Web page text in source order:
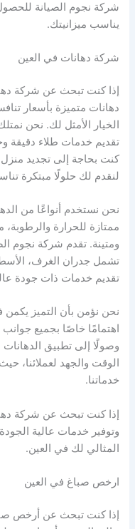
شركة نجوم الصيانة
يناسب ميزانيتك.
شركة دهانات في العين
إذا كنت تبحث عن شركة
دهانات متميزة بأسعار
الخيار الأمثل لك. نحن
تقديم خدمات طلاء دقيقة
كنت بحاجة إلى تجديد
لنقدم لك حلولًا مبتكرة
نحن نستخدم أنواعًا من
ممتازة للحرارة
ومتينة. تقدم شركة نجوم
تشمل جدران الغرف،
تقديم خدمات ذات جودة
نحن نؤمن بأن التميز يكمن
اهتمامًا خاصًا بجميع جوانب
وصولًا إلى تطبيق
الوقت والجهد لعملائنا،
خدماتنا.
إذا كنت تبحث عن شركة
وتوفير خدمات عالية
المثالي لك في العين.
ارخص صباغ في العين
إذا كنت تبحث عن أرخص